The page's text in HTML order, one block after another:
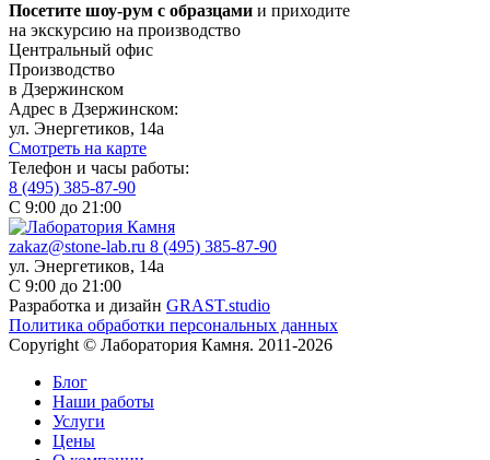
Посетите шоу-рум с образцами и приходите
на экскурсию на производство
Центральный офис
Производство
в Дзержинском
Адрес в Дзержинском:
ул. Энергетиков, 14а
Смотреть на карте
Телефон и часы работы:
8 (495) 385-87-90
С 9:00 до 21:00
zakaz@stone-lab.ru 8 (495) 385-87-90
ул. Энергетиков, 14а
С 9:00 до 21:00
Разработка и дизайн GRAST.studio
Политика обработки персональных данных
Copyright © Лаборатория Камня. 2011-2026
Блог
Наши работы
Услуги
Цены